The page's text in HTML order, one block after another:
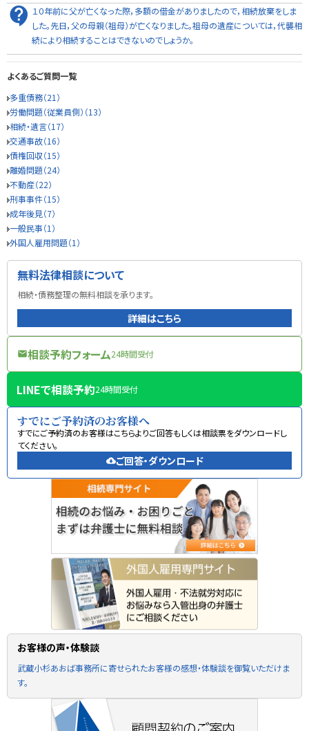
１０年前に父が亡くなった際，多額の借金がありましたので，相続放棄をしま
した。先日，父の母親（祖母）が亡くなりました。祖母の遺産については，代襲相
続により相続することはできないのでしょうか。
よくあるご質問一覧
多重債務（21）
労働問題（従業員側）（13）
相続・遺言（17）
交通事故（16）
債権回収（15）
離婚問題（24）
不動産（22）
刑事事件（15）
成年後見（7）
一般民事（1）
外国人雇用問題（1）
無料法律相談について
相続・債務整理の無料相談を承ります。
詳細はこちら
mail相談予約フォーム24時間受付
LINEで相談予約24時間受付
すでにご予約済のお客様へ
すでにご予約済のお客様はこちらよりご回答もしくは相談票をダウンロードし
てください。
cloud_downloadご回答・ダウンロード
お客様の声・体験談
武蔵小杉あおば事務所に寄せられたお客様の感想・体験談を御覧いただけま
す。